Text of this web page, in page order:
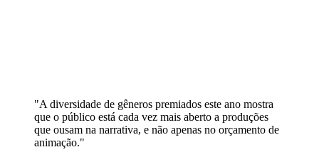
"A diversidade de gêneros premiados este ano mostra
que o público está cada vez mais aberto a produções
que ousam na narrativa, e não apenas no orçamento de
animação."